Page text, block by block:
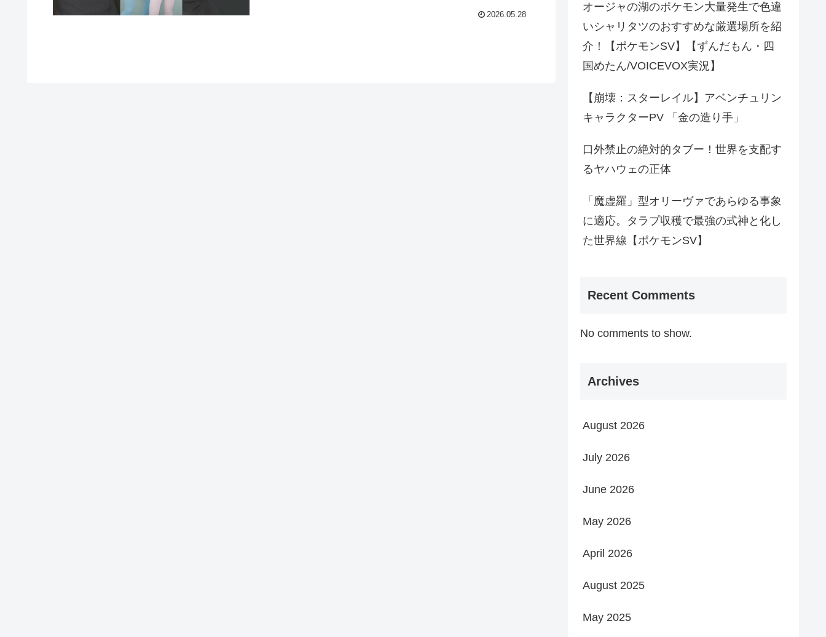
2026.05.28
オージャの湖のポケモン大量発生で色違
いシャリタツのおすすめな厳選場所を紹
介！【ポケモンSV】【ずんだもん・四
国めたん/VOICEVOX実況】
【崩壊：スターレイル】アベンチュリン
キャラクターPV 「金の造り手」
口外禁止の絶対的タブー！世界を支配す
るヤハウェの正体
「魔虚羅」型オリーヴァであらゆる事象
に適応。タラプ収穫で最強の式神と化し
た世界線【ポケモンSV】
Recent Comments
No comments to show.
Archives
August 2026
July 2026
June 2026
May 2026
April 2026
August 2025
May 2025